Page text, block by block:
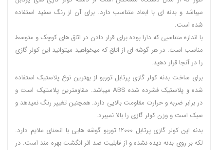
میباشد و بدنه ای با ابعاد متناسب دارد. برای آن از رنگ سفید استفاده
شده است.
با اندازه متناسبی که دارا بوده برای قرار دادن در اتاق های کوچک و متوسط
مناسب است. در هر گوشه ای از اتاق که میخواهید میتوانید این کولر گازی
را در آنجا قرار دهید.
برای ساخت بدنه کولر گازی پرتابل توربو از بهترین نوع پلاستیک استفاده
شده و پلاستیک فشرده شده ABS میباشد. مقاومترین پلاستیک است و
در برابر ضربه و حرارت مقاومت بالایی دارد. همچنین تغییر رنگ نمیدهد و
سبک است و وزن کولر گازی را بالا نمیبرد.
بدنه این کولر گازی پرتابل ۱۲۰۰۰ توربو گوشه هایی با انحنای ملایم دارد.
لکه بر روی بدنه دیده نشده و از قابلیت ضد اثر انگشت بهره مند است. در